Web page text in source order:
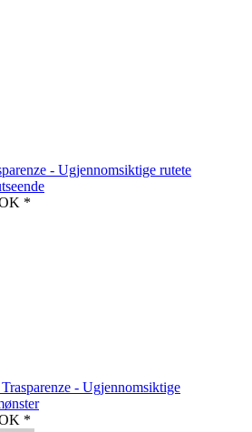
- Ugjennomsiktige rutete
*
Trasparenze - Ugjennomsiktige
*